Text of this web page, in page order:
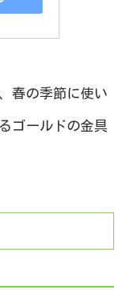
春の季節に使い
ゴールドの金具